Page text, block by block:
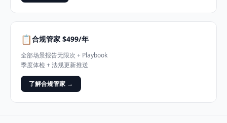
📋合规管家 $499/年
全部场景报告无限次 + Playbook
季度体检 + 法规更新推送
了解合规管家 →